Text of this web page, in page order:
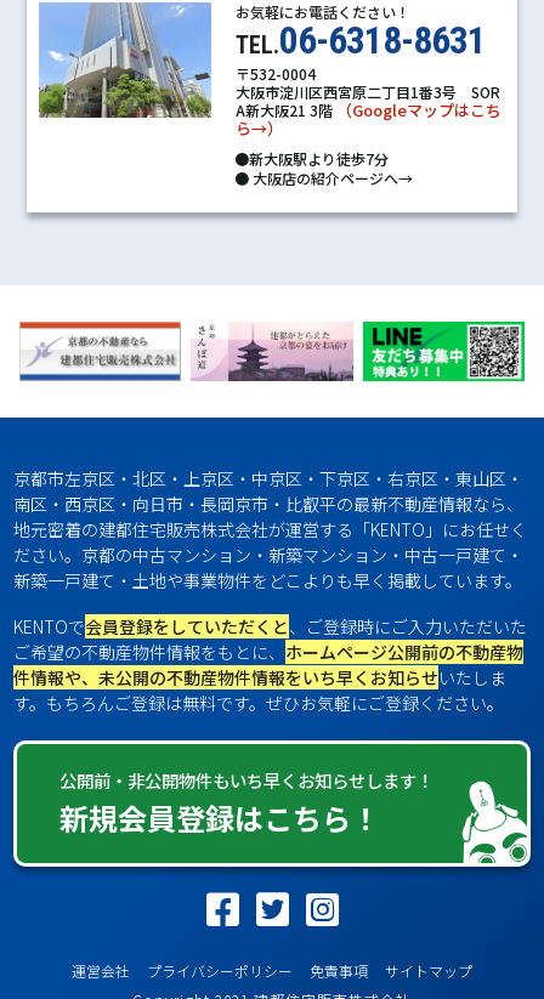
お気軽にお電話ください！
TEL.06-6318-8631
〒532-0004
大阪市淀川区西宮原二丁目1番3号 SOR
A新大阪21 3階
（Googleマップはこち
ら→）
●新大阪駅より徒歩7分
●大阪店の紹介ページへ→
京都市左京区・北区・上京区・中京区・下京区・右京区・東山区・
南区・西京区・向日市・長岡京市・比叡平の最新不動産情報なら、
地元密着の建都住宅販売株式会社が運営する「KENTO」にお任せく
ださい。京都の中古マンション・新築マンション・中古一戸建て・
新築一戸建て・土地や事業物件をどこよりも早く掲載しています。
KENTOで会員登録をしていただくと、ご登録時にご入力いただいた
ご希望の不動産物件情報をもとに、 ホームページ公開前の不動産物
件情報や、未公開の不動産物件情報をいち早くお知らせいたしま
す。もちろんご登録は無料です。ぜひお気軽にご登録ください。
公開前・非公開物件もいち早くお知らせします！
新規会員登録はこちら！
運営会社 プライバシーポリシー 免責事項
サイトマップ